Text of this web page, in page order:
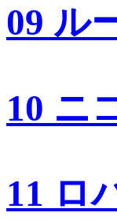
09 ル
10 ニ
11 ロ